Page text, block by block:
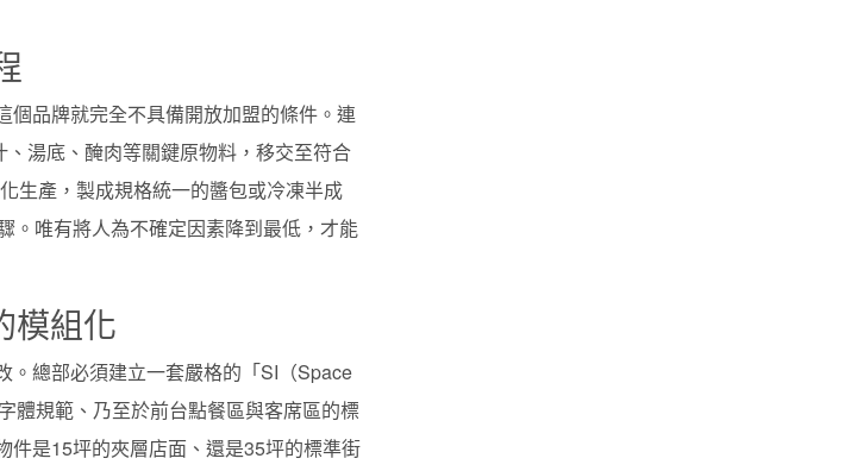
品牌就完全不具備開放加盟的條件。連
湯底、醃肉等關鍵原物料，移交至符合
生產，製成規格統一的醬包或冷凍半成
。唯有將人為不確定因素降到最低，才能
模組化
。總部必須建立一套嚴格的「SI（Space
體規範、乃至於前台點餐區與客席區的標
件是15坪的夾層店面、還是35坪的標準街